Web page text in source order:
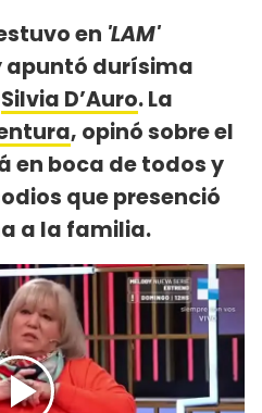
en 'LAM'
apuntó durísima
Silvia D’Auro. La
, opinó sobre el
en boca de todos y
que presenció
a la familia.